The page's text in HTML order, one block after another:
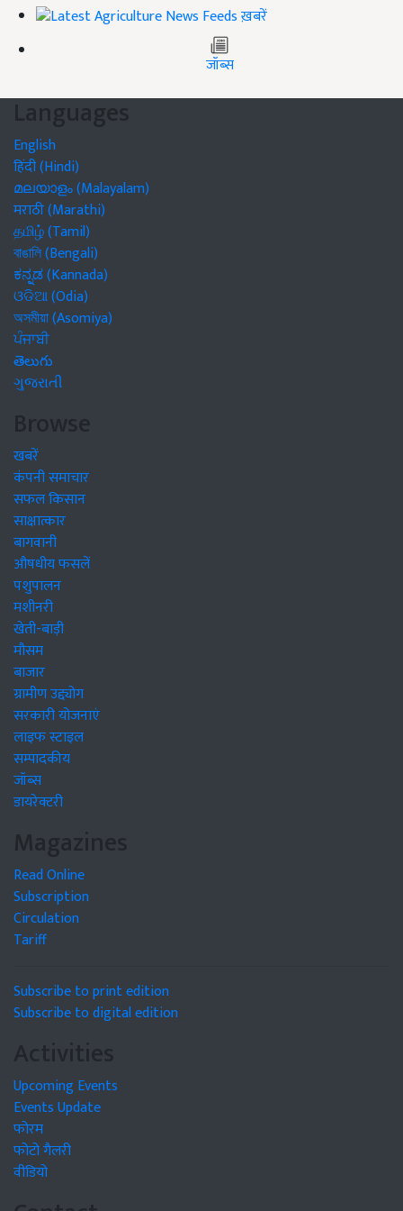
ख़बरें
जॉब्स
Languages
English
हिंदी (Hindi)
മലയാളം (Malayalam)
मराठी (Marathi)
தமிழ் (Tamil)
বাঙালি (Bengali)
ಕನ್ನಡ (Kannada)
ଓଡିଆ (Odia)
অসমীয়া (Asomiya)
ਪੰਜਾਬੀ
తెలుగు
ગુજરાતી
Browse
खबरें
कंपनी समाचार
सफल किसान
साक्षात्कार
बागवानी
औषधीय फसलें
पशुपालन
मशीनरी
खेती-बाड़ी
मौसम
बाजार
ग्रामीण उद्द्योग
सरकारी योजनाएं
लाइफ स्टाइल
सम्पादकीय
जॉब्स
डायरेक्टरी
Magazines
Read Online
Subscription
Circulation
Tariff
Subscribe to print edition
Subscribe to digital edition
Activities
Upcoming Events
Events Update
फोरम
फोटो गैलरी
वीडियो